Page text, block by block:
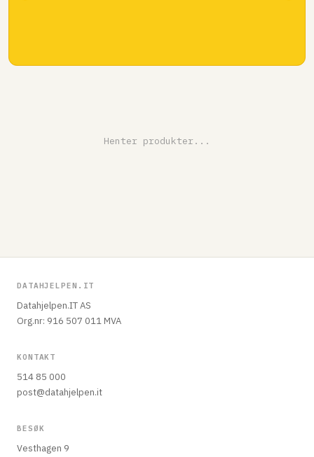
Henter produkter...
DATAHJELPEN.IT
Datahjelpen.IT AS
Org.nr: 916 507 011 MVA
KONTAKT
514 85 000
post@datahjelpen.it
BESØK
Vesthagen 9